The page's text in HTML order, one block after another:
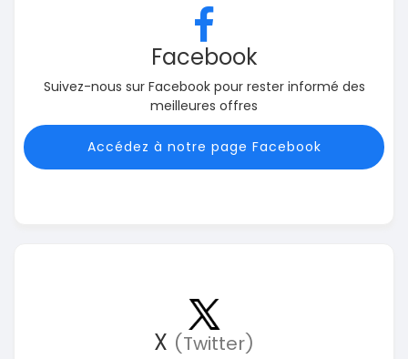
Facebook
Suivez-nous sur Facebook pour rester informé des
meilleures offres
Accédez à notre page Facebook
X (Twitter)